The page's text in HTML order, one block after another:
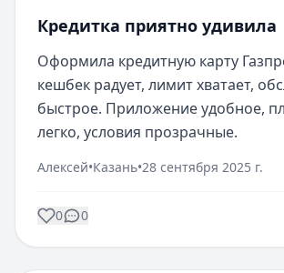
Кредитка приятно удивила
Оформила кредитную карту
кешбек радует, лимит хватает,
быстрое. Приложение удобное,
легко, условия прозрачные.
Алексей•Казань•28 сентября 2025 г.
0 0